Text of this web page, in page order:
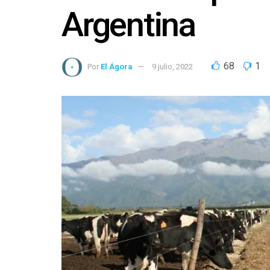
Argentina
Por El Ágora 9 julio, 2022 68 1